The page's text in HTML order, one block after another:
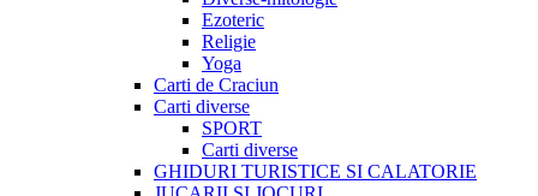
Ezoteric
Religie
Yoga
Carti de Craciun
Carti diverse
SPORT
Carti diverse
GHIDURI TURISTICE SI CALATORIE